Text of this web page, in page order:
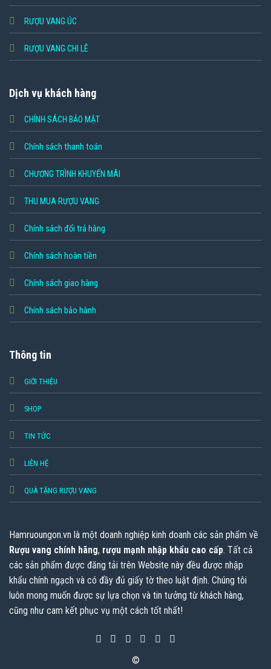
RƯỢU VANG ÚC
RƯỢU VANG CHI LÊ
Dịch vụ khách hàng
CHÍNH SÁCH BẢO MẬT
Chính sách thanh toán
CHƯƠNG TRÌNH KHUYẾN MÃI
THU MUA RƯỢU VANG
Chính sách đổi trả hàng
Chính sách hoàn tiền
Chính sách giao hàng
Chính sách bảo hành
Thông tin
GIỚI THIỆU
SHOP
TIN TỨC
LIÊN HỆ
QUÀ TẶNG RƯỢU VANG
Hamruoungon.vn là một doanh nghiệp kinh doanh các sản phẩm về
Rượu vang chính hãng, rượu mạnh nhập khẩu cao cấp. Tất cả
các sản phẩm được đăng tải trên Website này đều được nhập
khẩu chính ngạch và có đầy đủ giấy tờ theo luật định. Chúng tôi
luôn mong muốn được sự lựa chọn và tin tưởng từ khách hàng,
cũng như cam kết phục vụ một cách tốt nhất!
©